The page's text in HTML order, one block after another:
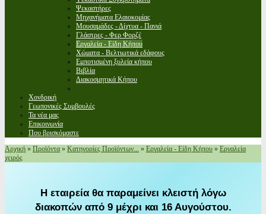
Ψεκαστήρες
Μηχανήματα Ελαιοκομίας
Μουσαμάδες - Δίχτυα - Πανιά
Γλάστρες - Φερ Φορζέ
Εργαλεία - Είδη Κήπου
Χώματα - Βελτιωτικά εδάφους
Εμποτισμένη ξυλεία κήπου
Βιβλία
Διακοσμητικά Κήπου
Χονδρική
Γεωπονικές Συμβουλές
Τα νέα μας
Επικοινωνία
Που βρισκόμαστε
Αρχική » Προϊόντα » Κατηγορίες Προϊόντων... » Εργαλεία - Είδη Κήπου » Εργαλεία
χειρός
Η εταιρεία θα παραμείνει κλειστή λόγω
διακοπών από 9 μέχρι και 16 Αυγούστου.